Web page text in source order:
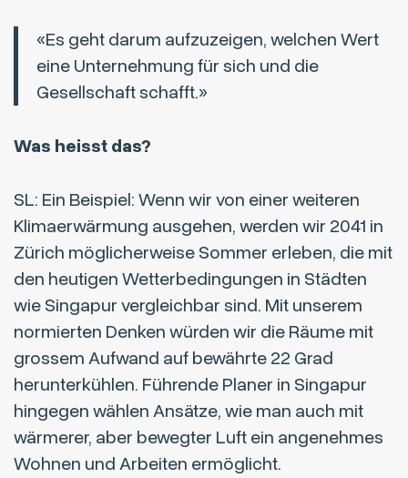
«Es geht darum aufzuzeigen, welchen Wert
eine Unternehmung für sich und die
Gesellschaft schafft.»
Was heisst das?
SL: Ein Beispiel: Wenn wir von einer weiteren
Klimaerwärmung ausgehen, werden wir 2041 in
Zürich möglicherweise Sommer erleben, die mit
den heutigen Wetterbedingungen in Städten
wie Singapur vergleichbar sind. Mit unserem
normierten Denken würden wir die Räume mit
grossem Aufwand auf bewährte 22 Grad
herunterkühlen. Führende Planer in Singapur
hingegen wählen Ansätze, wie man auch mit
wärmerer, aber bewegter Luft ein angenehmes
Wohnen und Arbeiten ermöglicht.